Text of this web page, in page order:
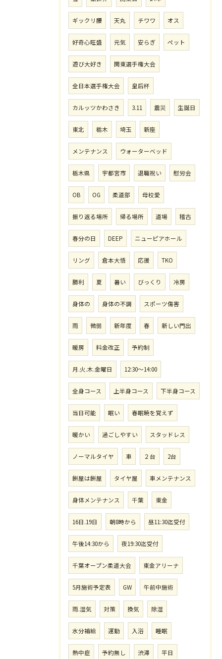
ギックリ腰 天丸 チワワ オス
好奇心旺盛 元気 安らぎ ペット
遊び大好き 関東選手権大会
全日本選手権大会 皇后杯
カルッツかわさき 3.11 震災 生誕日
東北 栃木 埼玉 新座
メンテナンス ウォーターベッド
栃木県 宇都宮市 退職祝い 慰労会
OB OG 柔道部 母校愛
振り返る場所 帰る場所 道場 稽古
春分の日 DEEP ニューピアホール
リング 倉本大悟 応援 TKO
勝利 夏 暑い びっくり 冷房
身体の 身体の不調 スポーツ傷害
雨 微弱 新年度 春 新しい門出
暖房 料金改正 予約制
月.火.木.金曜日 12:30〜14:00
全身コース 上半身コース 下半身コース
当日可能 眠い 春眠暁を覚えず
暖かい 過ごしやすい スタッドレス
ノーマルタイヤ 車 ２台 2台
餅屋は餅屋 タイヤ屋 車メンテナンス
身体メンテナンス 千葉 東金
16日.19日 朝8時から 昼11:30迄受付
午後14:30から 夜19:30迄受付
千葉オープン柔道大会 東金アリーナ
5月施術予定表 GW 午前中施術
雨.湿気 対策 換気 除湿
水分補給 運動 入浴 睡眠
熱中症 予約無し 渋滞 平日